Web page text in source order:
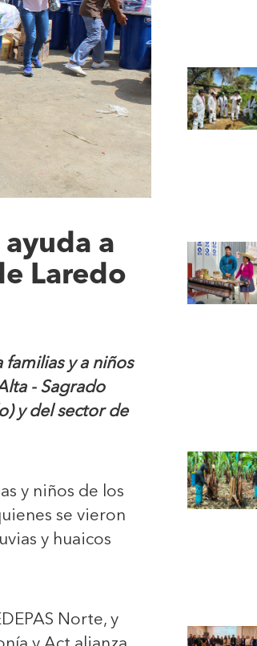
a
Laredo
familias y a niños
- Sagrado
y del sector de
y niños de los
se vieron
y huaicos
Norte, y